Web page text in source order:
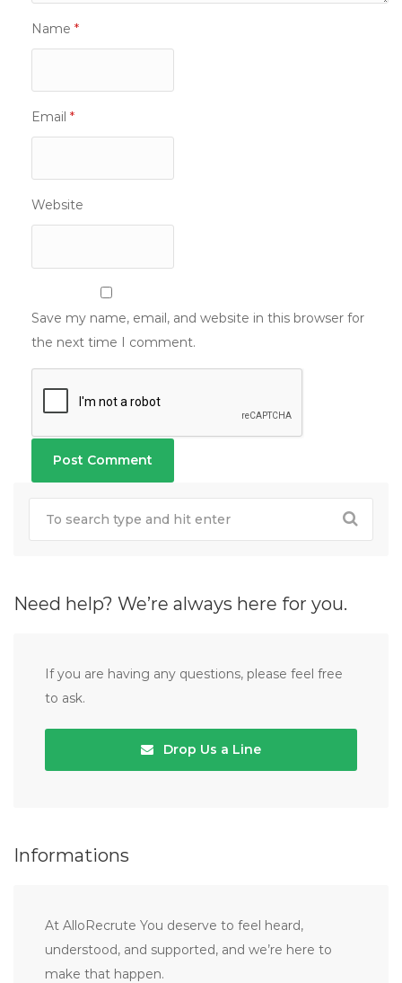
Name *
Email *
Website
Save my name, email, and website in this browser for
the next time I comment.
Need help? We’re always here for you.
If you are having any questions, please feel free
to ask.
Drop Us a Line
Informations
At AlloRecrute You deserve to feel heard,
understood, and supported, and we’re here to
make that happen.